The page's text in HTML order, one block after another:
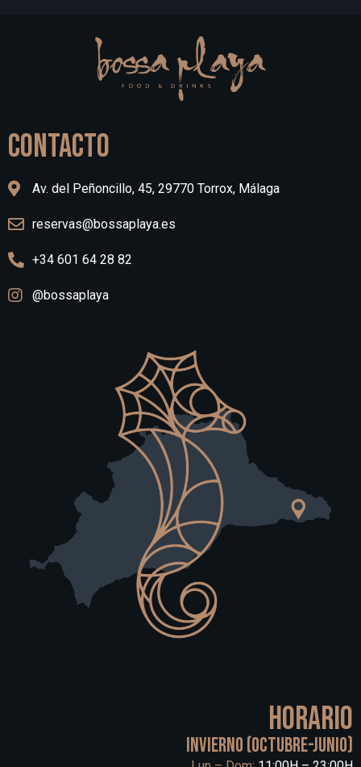
CONTACTO
Av. del Peñoncillo, 45, 29770 Torrox, Málaga
reservas@bossaplaya.es
+34 601 64 28 82
@bossaplaya
HORARIO
INVIERNO (OCTUBRE-JUNIO)